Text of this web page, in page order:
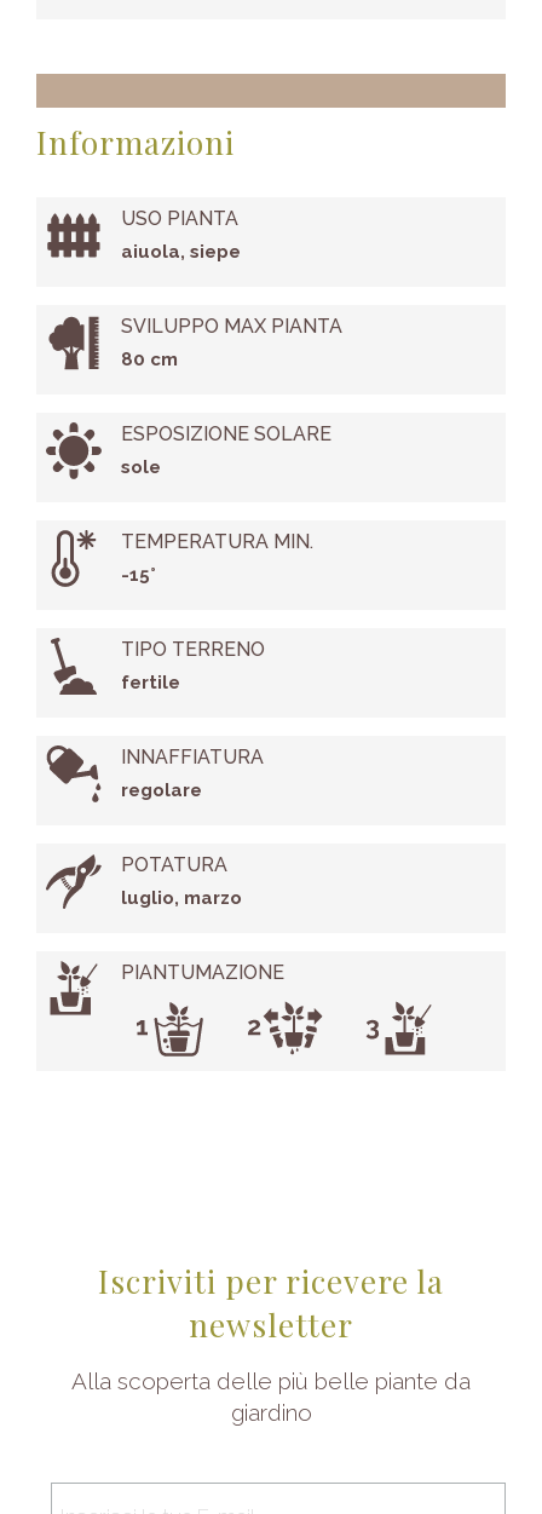
Informazioni
USO PIANTA
aiuola, siepe
SVILUPPO MAX PIANTA
80 cm
ESPOSIZIONE SOLARE
sole
TEMPERATURA MIN.
-15°
TIPO TERRENO
fertile
INNAFFIATURA
regolare
POTATURA
luglio, marzo
PIANTUMAZIONE
Iscriviti per ricevere la
newsletter
Alla scoperta delle più belle piante da
giardino